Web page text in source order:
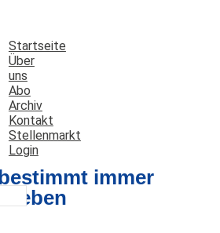
Startseite
Über
uns
Abo
Archiv
Kontakt
Stellenmarkt
Login
immer
Leben